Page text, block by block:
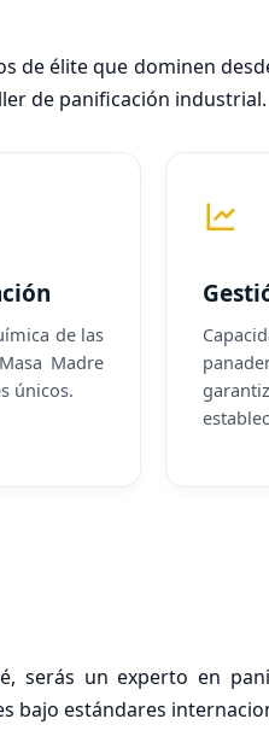
de élite que dominen
de panificación industrial.
de las
Madre
únicos.
serás un experto en
bajo estándares